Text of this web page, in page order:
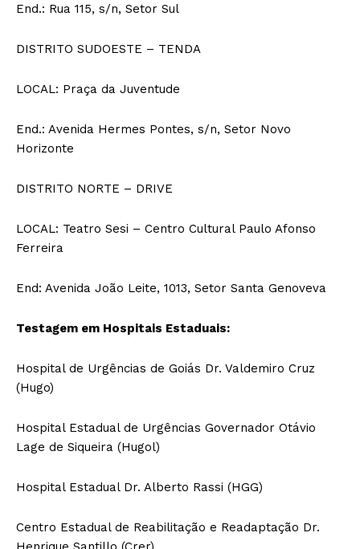
End.: Rua 115, s/n, Setor Sul
DISTRITO SUDOESTE – TENDA
LOCAL: Praça da Juventude
End.: Avenida Hermes Pontes, s/n, Setor Novo
Horizonte
DISTRITO NORTE – DRIVE
LOCAL: Teatro Sesi – Centro Cultural Paulo Afonso
Ferreira
End: Avenida João Leite, 1013, Setor Santa Genoveva
Testagem em Hospitais Estaduais:
Hospital de Urgências de Goiás Dr. Valdemiro Cruz
(Hugo)
Hospital Estadual de Urgências Governador Otávio
Lage de Siqueira (Hugol)
Hospital Estadual Dr. Alberto Rassi (HGG)
Centro Estadual de Reabilitação e Readaptação Dr.